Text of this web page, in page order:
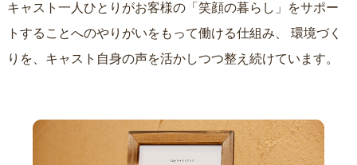
キャスト一人ひとりがお客様の「笑顔の暮らし」をサポー
トすることへのやりがいをもって働ける仕組み、
りを、キャスト自身の声を活かしつつ整え続けています。